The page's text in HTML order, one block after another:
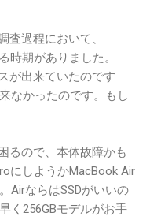
査過程において、
時期がありました。
が出来ていたのです
なかったのです。もし
るので、本体故障かも
にしようかMacBook Air
AirならはSSDがいいの
く256GBモデルがお手